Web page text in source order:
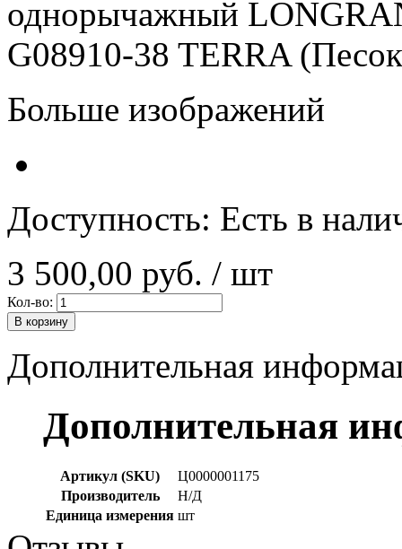
Больше изображений
Доступность: Есть в
3 500,00 руб. / шт
Кол-во:
В корзину
Дополнительная
Дополнительная
Артикул (SKU)
Ц0000001175
Производитель
Н/Д
Единица измерения шт